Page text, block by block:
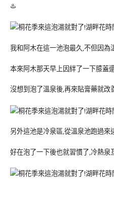
♨️
我和阿木在這一池泡最久,不但因
本來阿木那天早上因絆了一下膝蓋
沒想到泡了溫泉後,再來貼膏藥就改
另外這池是冷泉區,從溫泉池跑過來
好在泡了一下後也就習慣了,冷熱泉